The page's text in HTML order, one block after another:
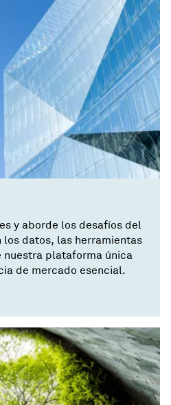
y aborde los desafíos del
datos, las herramientas
nuestra plataforma única
de mercado esencial.